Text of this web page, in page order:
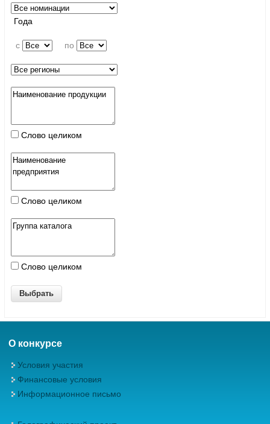
Года
c по
Слово целиком
Слово целиком
Слово целиком
О конкурсе
Условия участия
Финансовые условия
Информационное письмо